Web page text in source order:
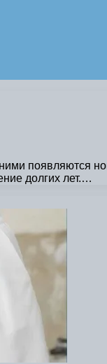
появляются
долгих лет.…